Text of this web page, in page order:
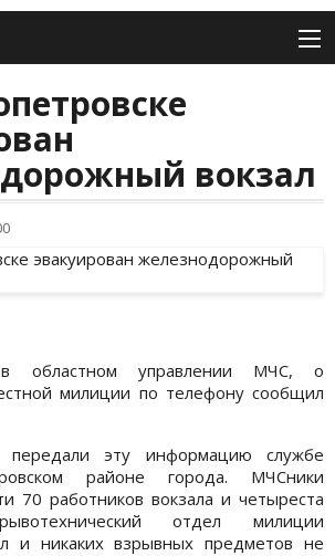
вокзал
областном управлении МЧС, о
милиции по телефону сообщил
передали эту информацию службе
районе города. МЧСники
70 работников вокзала и четыреста
отдел милиции
и никаких взрывных предметов не